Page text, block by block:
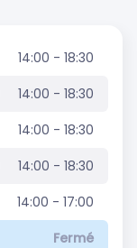
14:00 - 18:30
14:00 - 18:30
14:00 - 18:30
14:00 - 18:30
14:00 - 17:00
Fermé